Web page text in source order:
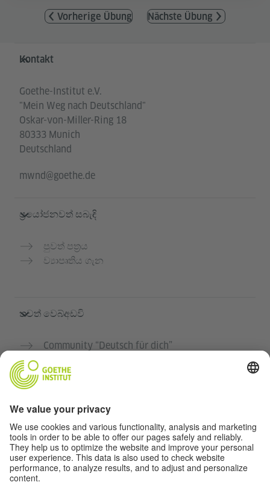
Vorherige Übung Nächste Übung
Service- und Informationsbereich
Kontakt
Goethe-Institut e.V.
"Mein Weg nach Deutschland"
Oskar-von-Miller-Ring 18
80333 Munich
Deutschland
mwnd@goethe.de
ප්‍රයෝජනවත් සබැඳි
පුවත් පත්‍රය
ව්‍යාපෘතිය ගැන
තවත් වෙබ්අඩවි
Community “Deutsch für dich”
ගෝතේ ආයතනයේ ජර්මන් භාෂා පාඨමාලා
රහස්‍යතා සහ ප්‍රවේශය
රහස්‍යතා සැකසුම්